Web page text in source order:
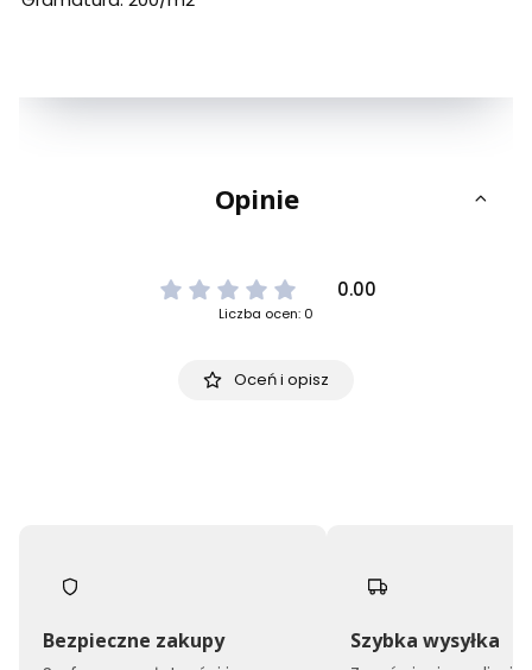
Opinie
0.00
Liczba ocen: 0
Oceń i opisz
Bezpieczne zakupy Szybka wysyłka